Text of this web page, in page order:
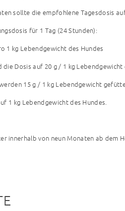
sollte die empfohlene Tagesdosis
für 1 Tag (24 Stunden):
1 kg Lebendgewicht des Hundes
Dosis auf 20 g / 1 kg Lebendgewicht
15 g / 1 kg Lebendgewicht
1 kg Lebendgewicht des Hundes.
innerhalb von neun Monaten ab dem